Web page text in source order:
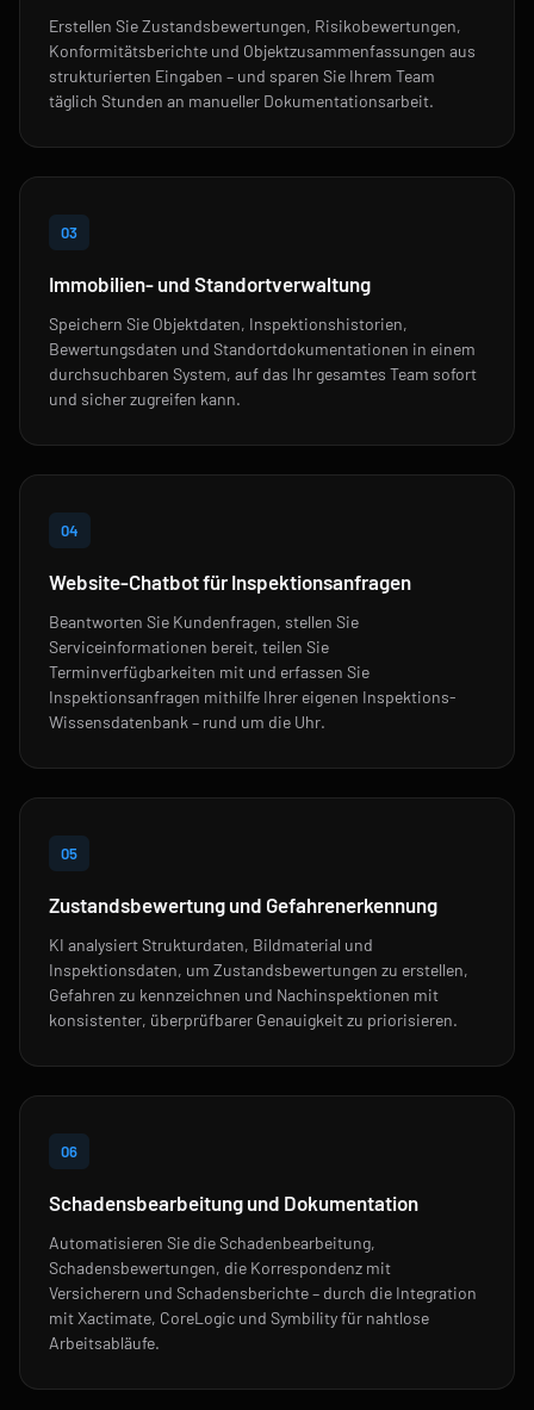
Erstellen Sie Zustandsbewertungen, Risikobewertungen,
Konformitätsberichte und Objektzusammenfassungen aus
strukturierten Eingaben – und sparen Sie Ihrem Team
täglich Stunden an manueller Dokumentationsarbeit.
03
Immobilien- und Standortverwaltung
Speichern Sie Objektdaten, Inspektionshistorien,
Bewertungsdaten und Standortdokumentationen in einem
durchsuchbaren System, auf das Ihr gesamtes Team sofort
und sicher zugreifen kann.
04
Website-Chatbot für Inspektionsanfragen
Beantworten Sie Kundenfragen, stellen Sie
Serviceinformationen bereit, teilen Sie
Terminverfügbarkeiten mit und erfassen Sie
Inspektionsanfragen mithilfe Ihrer eigenen Inspektions-
Wissensdatenbank – rund um die Uhr.
05
Zustandsbewertung und Gefahrenerkennung
KI analysiert Strukturdaten, Bildmaterial und
Inspektionsdaten, um Zustandsbewertungen zu erstellen,
Gefahren zu kennzeichnen und Nachinspektionen mit
konsistenter, überprüfbarer Genauigkeit zu priorisieren.
06
Schadensbearbeitung und Dokumentation
Automatisieren Sie die Schadenbearbeitung,
Schadensbewertungen, die Korrespondenz mit
Versicherern und Schadensberichte – durch die Integration
mit Xactimate, CoreLogic und Symbility für nahtlose
Arbeitsabläufe.